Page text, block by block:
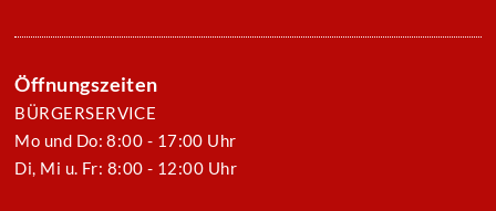
Öffnungszeiten
BÜRGERSERVICE
Mo und Do: 8:00 - 17:00 Uhr
Di, Mi u. Fr: 8:00 - 12:00 Uhr